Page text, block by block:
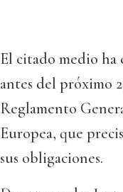
El citado medio ha
antes del próximo
Reglamento
Europea, que
sus obligaciones.